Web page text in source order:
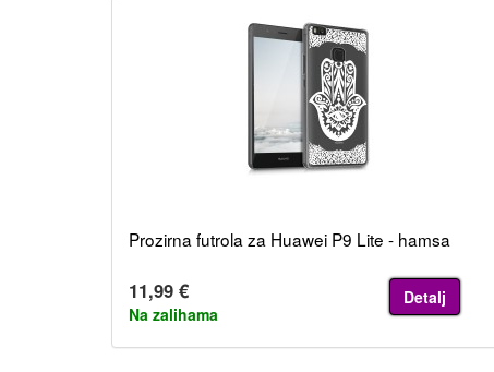
Prozirna futrola za Huawei P9 Lite - hamsa
11,99 €
Na zalihama
Detalj